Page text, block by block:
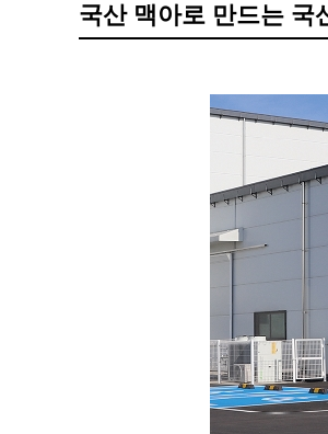
국산 맥아로 만드는 국